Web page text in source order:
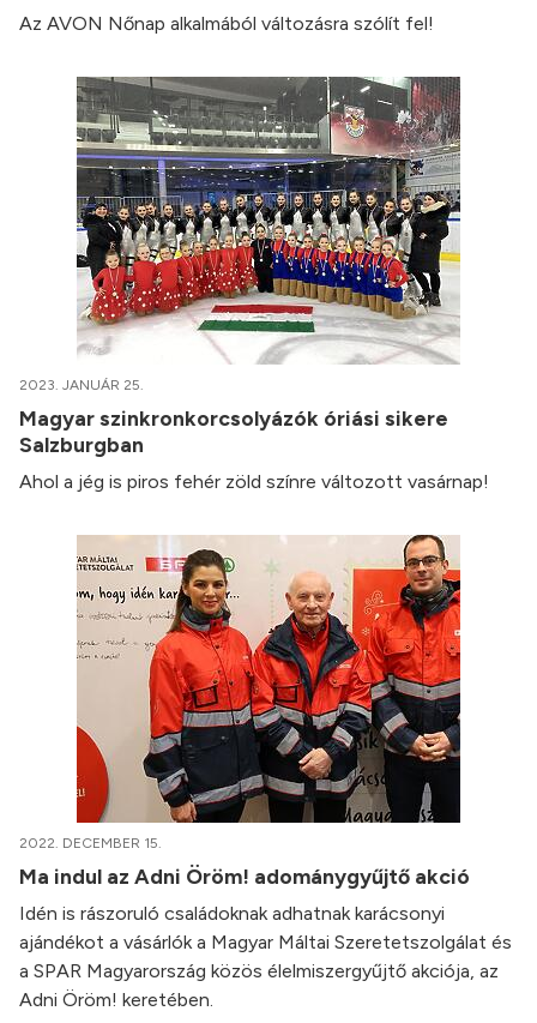
Az AVON Nőnap alkalmából változásra szólít fel!
2023. JANUÁR 25.
Magyar szinkronkorcsolyázók óriási sikere
Salzburgban
Ahol a jég is piros fehér zöld színre változott vasárnap!
2022. DECEMBER 15.
Ma indul az Adni Öröm! adománygyűjtő akció
Idén is rászoruló családoknak adhatnak karácsonyi
ajándékot a vásárlók a Magyar Máltai Szeretetszolgálat és
a SPAR Magyarország közös élelmiszergyűjtő akciója, az
Adni Öröm! keretében.